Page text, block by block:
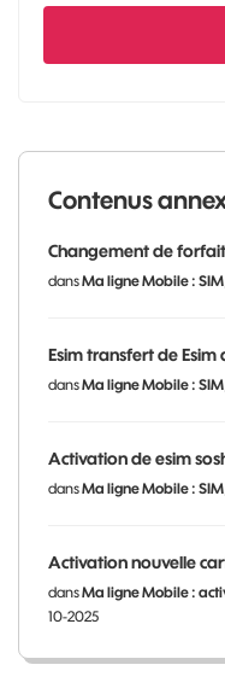
Contenus
Changement de
dansMa ligne Mobile :
Esim transfert de
dansMa ligne Mobile :
Activation de esim
dansMa ligne Mobile :
Activation nouvelle
dansMa ligne Mobile :
10-2025